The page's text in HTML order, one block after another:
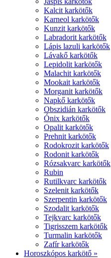
Kalcit karkötők
Karneol karkötők
Kunzit karkötők
Labradorit karkötők
Lápis lazuli karkötők
Lávakő karkötők
Lepidolit karkötők
Malachit karkötők
Mookait karkötők
Morganit karkötők
Napkő karkötők
Obszidián karkötők
Ónix karkötők
Opalit karkötők
Prehnit karkötők
Rodokrozit karkötők
Rodonit karkötők
Rózsakvarc karkötők
Rubin
Rutilkvarc karkötők
Szelenit karkötők
Szerpentin karkötők
Szodalit karkötők
Tejkvarc karkötők
Tigrisszem karkötők
Turmalin karkötők
Zafír karkötők
Horoszkópos karkötő »